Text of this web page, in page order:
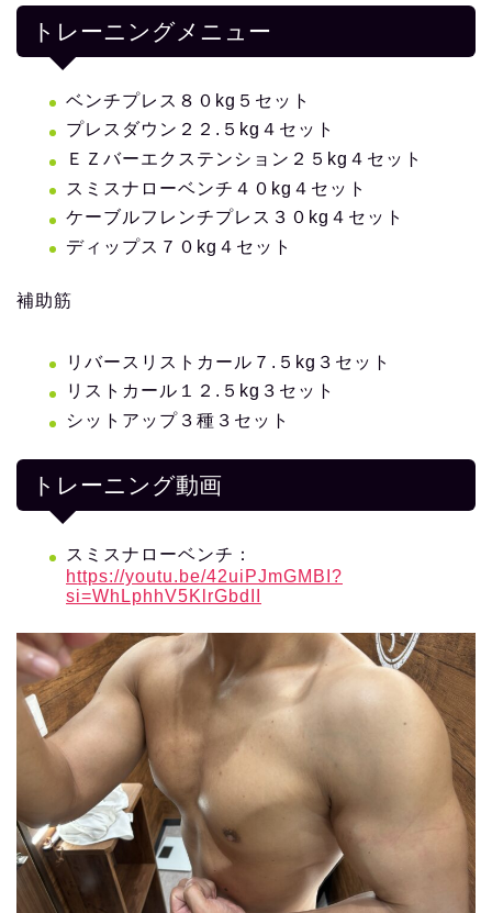
トレーニングメニュー
ベンチプレス８０kg５セット
プレスダウン２２.５kg４セット
ＥＺバーエクステンション２５kg４セット
スミスナローベンチ４０kg４セット
ケーブルフレンチプレス３０kg４セット
ディップス７０kg４セット
補助筋
リバースリストカール７.５kg３セット
リストカール１２.５kg３セット
シットアップ３種３セット
トレーニング動画
スミスナローベンチ：
https://youtu.be/42uiPJmGMBI?
si=WhLphhV5KlrGbdII